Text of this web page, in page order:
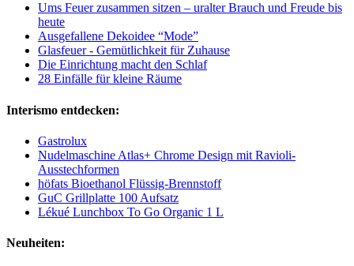
Ums Feuer zusammen sitzen – uralter Brauch und Freude bis
heute
Ausgefallene Dekoidee “Mode”
Glasfeuer - Gemütlichkeit für Zuhause
Die Einrichtung macht den Schlaf
28 Einfälle für kleine Räume
Interismo entdecken:
Gastrolux
Nudelmaschine Atlas+ Chrome Design mit Ravioli-
Ausstechformen
höfats Bioethanol Flüssig-Brennstoff
GuC Grillplatte 100 Aufsatz
Lékué Lunchbox To Go Organic 1 L
Neuheiten: